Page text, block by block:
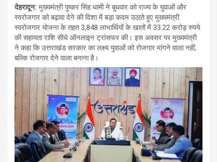
देहरादून:मुख्यमंत्री पुष्कर सिंह धामी ने बुधवार को राज्य के युवाओं और
स्वरोजगार को बढ़ावा देने की दिशा में बड़ा कदम उठाते हुए मुख्यमंत्री
स्वरोजगार योजना के तहत 3,848 लाभार्थियों के खातों में 33.22 करोड़ रुपये
की सहायता राशि सीधे ऑनलाइन ट्रांसफर की। इस अवसर पर मुख्यमंत्री
ने कहा कि उत्तराखंड सरकार का लक्ष्य युवाओं को रोजगार मांगने वाला नहीं,
बल्कि रोजगार देने वाला बनाना है।